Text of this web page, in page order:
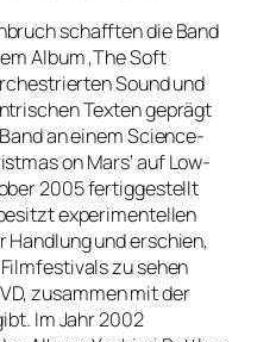
schafften die Band
Album ‚The Soft
Sound und
Texten geprägt
an einem Science-
on Mars‘ auf Low-
2005 fertiggestellt
experimentellen
und erschien,
zu sehen
zusammen mit der
Im Jahr 2002